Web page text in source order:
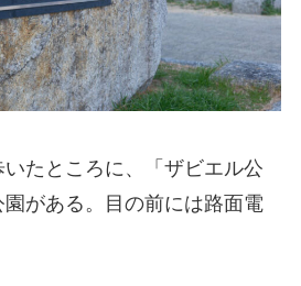
たところに、「ザビエル公
がある。目の前には路面電